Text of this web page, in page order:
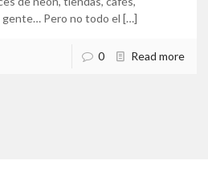
gente… Pero no todo el […]
0 Read more